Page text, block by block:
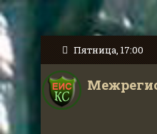
Пятница, 17:00